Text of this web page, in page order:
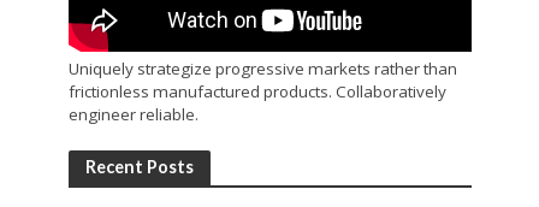
Uniquely strategize progressive markets rather than
frictionless manufactured products. Collaboratively
engineer reliable.
Recent Posts